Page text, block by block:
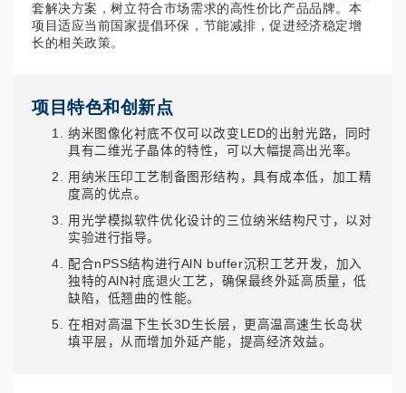
套解决方案，树立符合市场需求的高性价比产品品牌。本
项目适应当前国家提倡环保，节能减排，促进经济稳定增
长的相关政策。
项目特色和创新点
纳米图像化衬底不仅可以改变LED的出射光路，同时
具有二维光子晶体的特性，可以大幅提高出光率。
用纳米压印工艺制备图形结构，具有成本低，加工精
度高的优点。
用光学模拟软件优化设计的三位纳米结构尺寸，以对
实验进行指导。
配合nPSS结构进行AlN buffer沉积工艺开发，加入
独特的AlN衬底退火工艺，确保最终外延高质量，低
缺陷，低翘曲的性能。
在相对高温下生长3D生长层，更高温高速生长岛状
填平层，从而增加外延产能，提高经济效益。